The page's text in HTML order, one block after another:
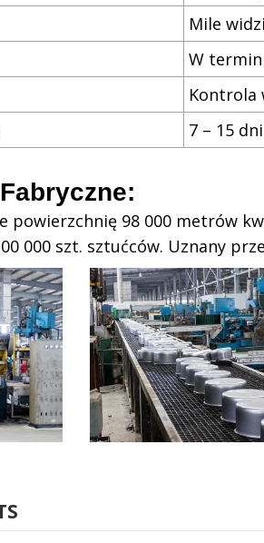
Mile
W
Kontrola
7 – 15 dni
powierzchnię 98 000 metrów
000 szt. sztućców. Uznany